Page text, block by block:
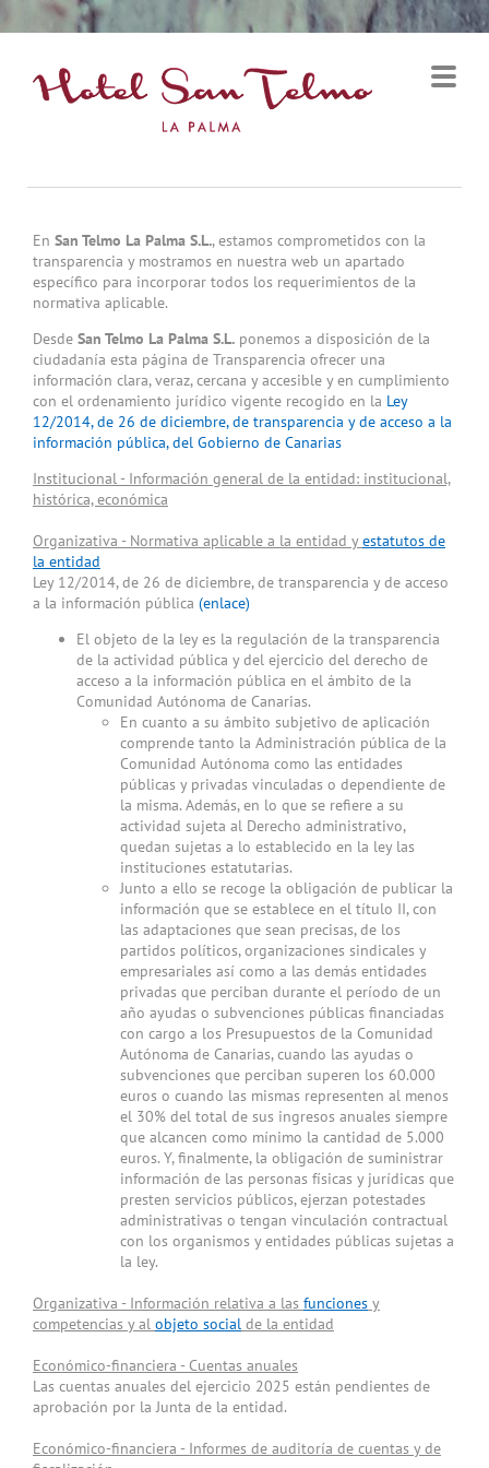
En San Telmo La Palma S.L., estamos comprometidos con la
transparencia y mostramos en nuestra web un apartado
específico para incorporar todos los requerimientos de la
normativa aplicable.
Desde San Telmo La Palma S.L. ponemos a disposición de la
ciudadanía esta página de Transparencia ofrecer una
información clara, veraz, cercana y accesible y en cumplimiento
con el ordenamiento jurídico vigente recogido en la Ley
12/2014, de 26 de diciembre, de transparencia y de acceso a la
información pública, del Gobierno de Canarias
Institucional - Información general de la entidad: institucional,
histórica, económica
Organizativa - Normativa aplicable a la entidad yestatutos de
la entidad
Ley 12/2014, de 26 de diciembre, de transparencia y de acceso
a la información pública (enlace)
El objeto de la ley es la regulación de la transparencia
de la actividad pública y del ejercicio del derecho de
acceso a la información pública en el ámbito de la
Comunidad Autónoma de Canarias.
En cuanto a su ámbito subjetivo de aplicación
comprende tanto la Administración pública de la
Comunidad Autónoma como las entidades
públicas y privadas vinculadas o dependiente de
la misma. Además, en lo que se refiere a su
actividad sujeta al Derecho administrativo,
quedan sujetas a lo establecido en la ley las
instituciones estatutarias.
Junto a ello se recoge la obligación de publicar la
información que se establece en el título II, con
las adaptaciones que sean precisas, de los
partidos políticos, organizaciones sindicales y
empresariales así como a las demás entidades
privadas que perciban durante el período de un
año ayudas o subvenciones públicas financiadas
con cargo a los Presupuestos de la Comunidad
Autónoma de Canarias, cuando las ayudas o
subvenciones que perciban superen los 60.000
euros o cuando las mismas representen al menos
el 30% del total de sus ingresos anuales siempre
que alcancen como mínimo la cantidad de 5.000
euros. Y, finalmente, la obligación de suministrar
información de las personas físicas y jurídicas que
presten servicios públicos, ejerzan potestades
administrativas o tengan vinculación contractual
con los organismos y entidades públicas sujetas a
la ley.
Organizativa - Información relativa a las funciones y
competencias y al objeto social de la entidad
Económico-financiera - Cuentas anuales
Las cuentas anuales del ejercicio 2025 están pendientes de
aprobación por la Junta de la entidad.
Económico-financiera - Informes de auditoría de cuentas y de